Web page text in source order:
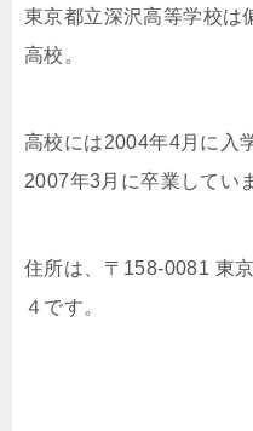
東京都立深沢高等学校は
高校。
高校には2004年4月に入
2007年3月に卒業してい
住所は、〒158-0081 東
４です。